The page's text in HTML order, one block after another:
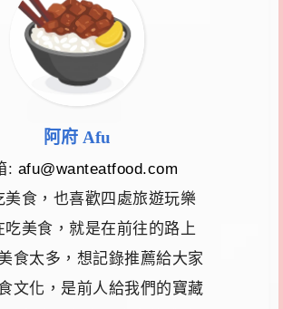
阿府 Afu
: afu@wanteatfood.com
美食，也喜歡四處旅遊玩樂
吃美食，就是在前往的路上
食太多，想記錄推薦給大家
文化，是前人給我們的寶藏